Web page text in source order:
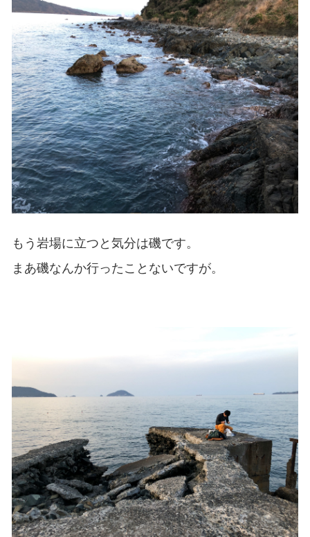
もう岩場に立つと気分は磯です。
まあ磯なんか行ったことないですが。